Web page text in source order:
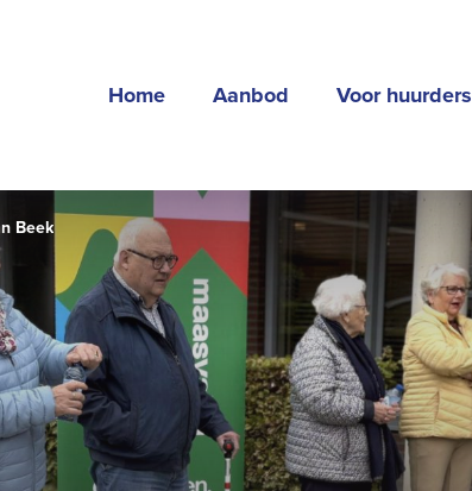
Home Aanbod Voor huurders
Beek